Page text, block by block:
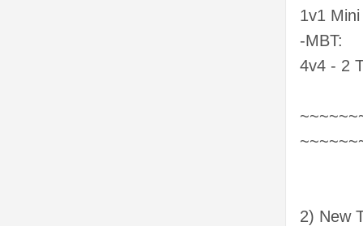
1v1
-MBT:
4v4 - 2
2) New